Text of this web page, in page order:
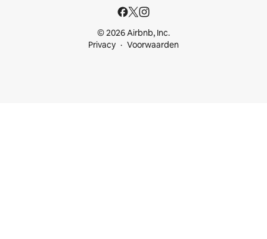
© 2026 Airbnb, Inc.
Privacy
Voorwaarden